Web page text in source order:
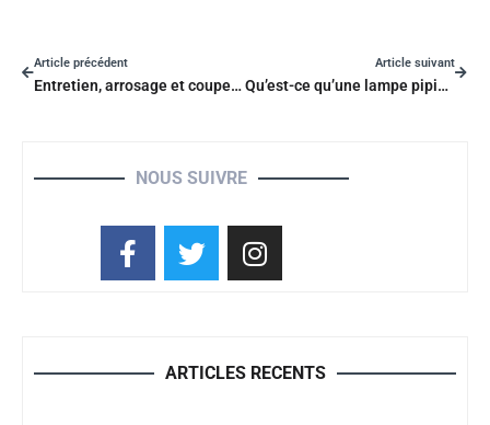
Article précédent
Entretien, arrosage et coupe : Tout pour entretenir votre Bromelia
Article suivant
Qu’est-ce qu’une lampe pipistrello ?
NOUS SUIVRE
ARTICLES RECENTS